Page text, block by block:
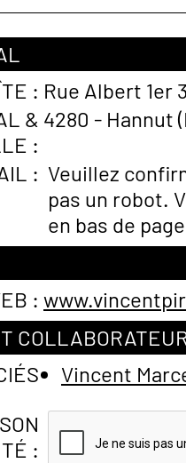
: Rue Albert 1er
&
:
4280 - Hannut
: Veuillez
pas un robot.
en bas de
:
Vincent
: